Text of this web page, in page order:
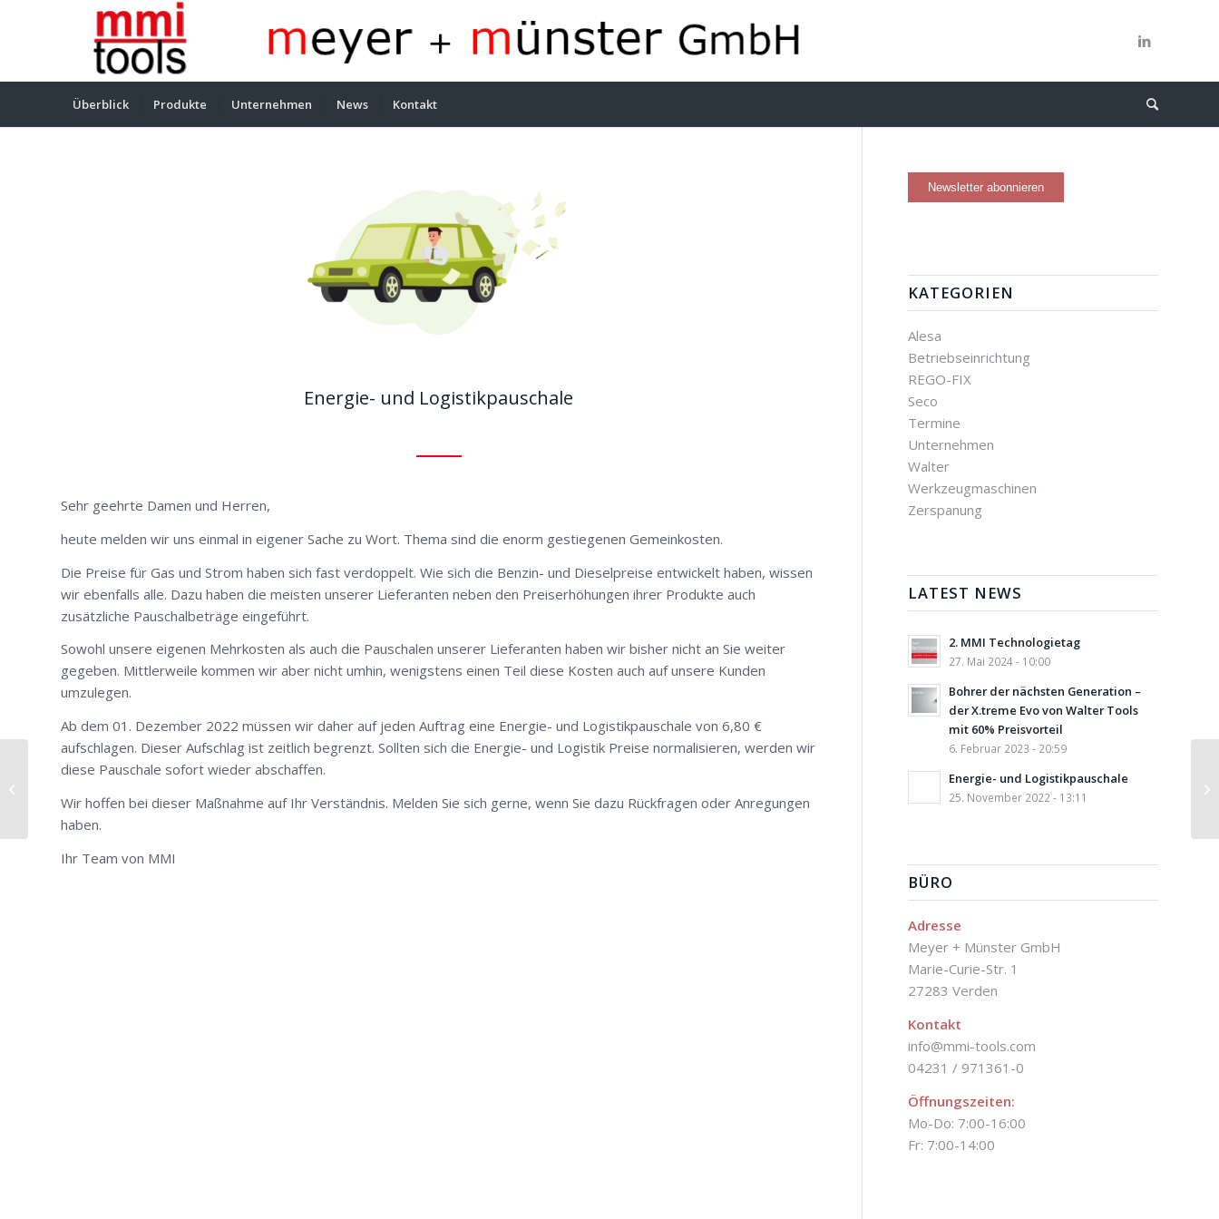
Überblick Produkte Unternehmen News Kontakt
Energie- und Logistikpauschale
Sehr geehrte Damen und Herren,
heute melden wir uns einmal in eigener Sache zu Wort. Thema sind die enorm gestiegenen Gemeinkosten.
Die Preise für Gas und Strom haben sich fast verdoppelt. Wie sich die Benzin- und Dieselpreise entwickelt haben, wissen
wir ebenfalls alle. Dazu haben die meisten unserer Lieferanten neben den Preiserhöhungen ihrer Produkte auch
zusätzliche Pauschalbeträge eingeführt.
Sowohl unsere eigenen Mehrkosten als auch die Pauschalen unserer Lieferanten haben wir bisher nicht an Sie weiter
gegeben. Mittlerweile kommen wir aber nicht umhin, wenigstens einen Teil diese Kosten auch auf unsere Kunden
umzulegen.
Ab dem 01. Dezember 2022 müssen wir daher auf jeden Auftrag eine Energie- und Logistikpauschale von 6,80 €
aufschlagen. Dieser Aufschlag ist zeitlich begrenzt. Sollten sich die Energie- und Logistik Preise normalisieren, werden wir
diese Pauschale sofort wieder abschaffen.
Wir hoffen bei dieser Maßnahme auf Ihr Verständnis. Melden Sie sich gerne, wenn Sie dazu Rückfragen oder Anregungen
haben.
Ihr Team von MMI
KATEGORIEN
Alesa
Betriebseinrichtung
REGO-FIX
Seco
Termine
Unternehmen
Walter
Werkzeugmaschinen
Zerspanung
LATEST NEWS
2. MMI Technologietag
27. Mai 2024 - 10:00
Bohrer der nächsten Generation –
der X.treme Evo von Walter Tools
mit 60% Preisvorteil
6. Februar 2023 - 20:59
Energie- und Logistikpauschale
25. November 2022 - 13:11
BÜRO
Adresse
Meyer + Münster GmbH
Marie-Curie-Str. 1
27283 Verden
Kontakt
info@mmi-tools.com
04231 / 971361-0
Öffnungszeiten:
Mo-Do: 7:00-16:00
Fr: 7:00-14:00
MMI auf der NORTEC
2022 in Hamburg